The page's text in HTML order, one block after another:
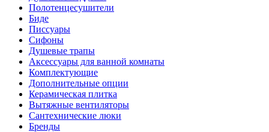
Полотенцесушители
Биде
Писсуары
Сифоны
Душевые трапы
Аксессуары для ванной комнаты
Комплектующие
Дополнительные опции
Керамическая плитка
Вытяжные вентиляторы
Сантехнические люки
Бренды